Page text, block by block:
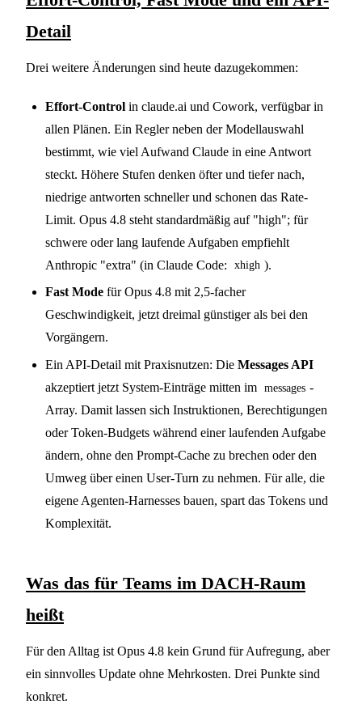
Detail
Drei weitere Änderungen sind heute dazugekommen:
Effort-Control in claude.ai und Cowork, verfügbar in
allen Plänen. Ein Regler neben der Modellauswahl
bestimmt, wie viel Aufwand Claude in eine Antwort
steckt. Höhere Stufen denken öfter und tiefer nach,
niedrige antworten schneller und schonen das Rate-
Limit. Opus 4.8 steht standardmäßig auf "high"; für
schwere oder lang laufende Aufgaben empfiehlt
Anthropic "extra" (in Claude Code:
xhigh ).
Fast Mode für Opus 4.8 mit 2,5-facher
Geschwindigkeit, jetzt dreimal günstiger als bei den
Vorgängern.
Ein API-Detail mit Praxisnutzen: Die Messages API
akzeptiert jetzt System-Einträge mitten im messages -
Array. Damit lassen sich Instruktionen, Berechtigungen
oder Token-Budgets während einer laufenden Aufgabe
ändern, ohne den Prompt-Cache zu brechen oder den
Umweg über einen User-Turn zu nehmen. Für alle, die
eigene Agenten-Harnesses bauen, spart das Tokens und
Komplexität.
Was das für Teams im DACH-Raum
heißt
Für den Alltag ist Opus 4.8 kein Grund für Aufregung, aber
ein sinnvolles Update ohne Mehrkosten. Drei Punkte sind
konkret.